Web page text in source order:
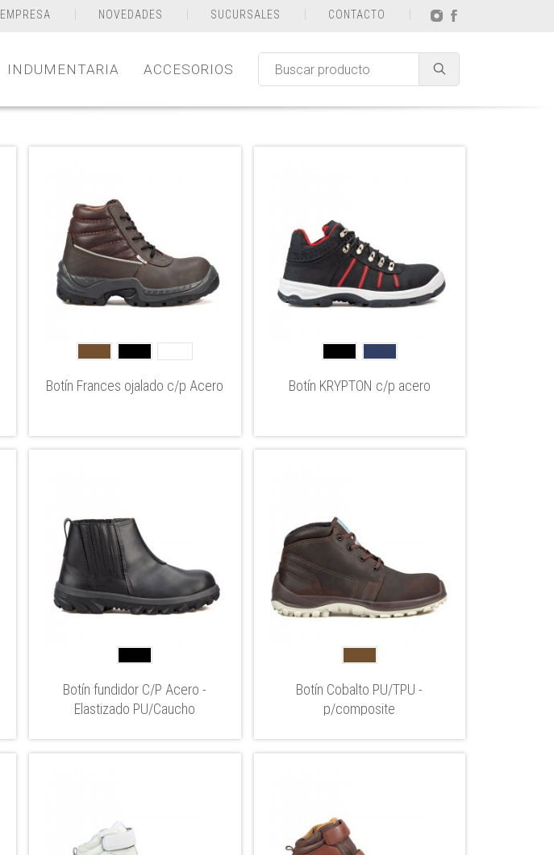
EMPRESA NOVEDADES SUCURSALES CONTACTO
INDUMENTARIA ACCESORIOS
Botín Frances ojalado c/p Acero Botín KRYPTON c/p acero
Botín fundidor C/P Acero -
Elastizado PU/Caucho
Botín Cobalto PU/TPU -
p/composite